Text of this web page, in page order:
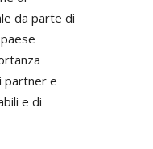
da parte di
partner e
e di